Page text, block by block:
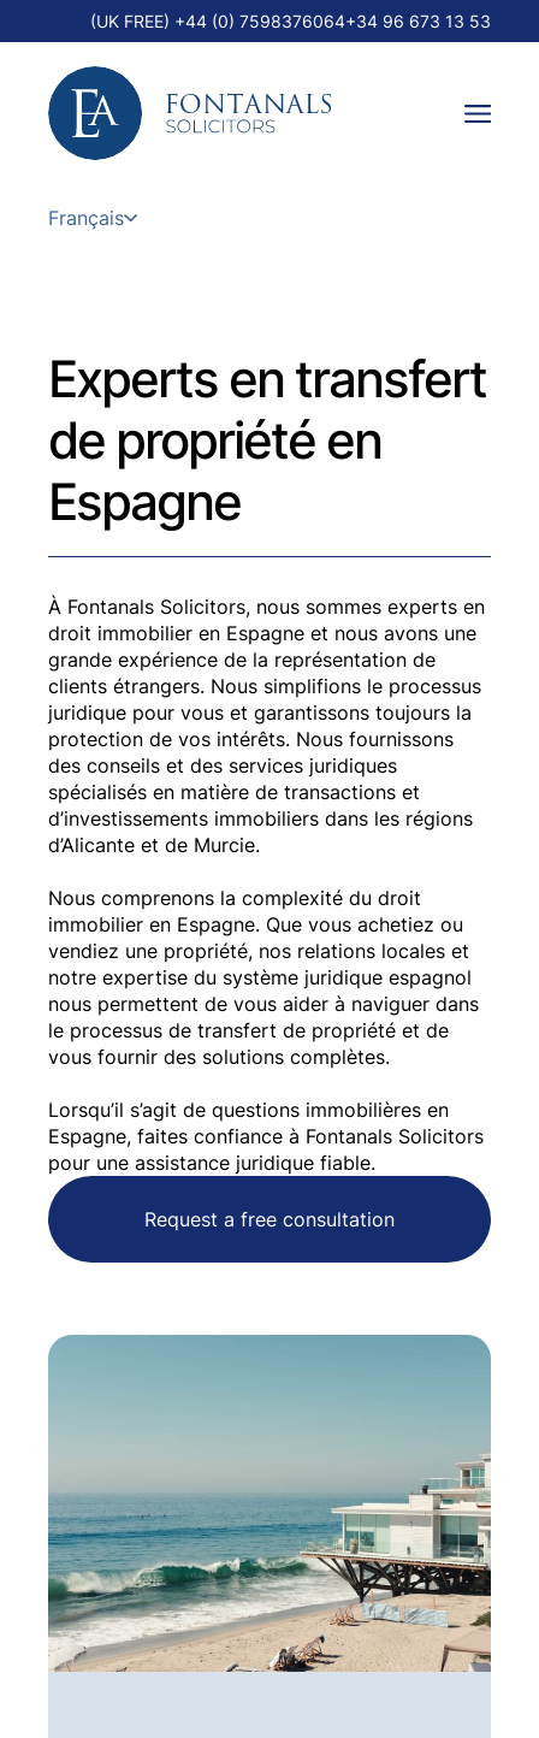
(UK FREE) +44 (0) 7598376064+34 96 673 13 53
Français
Experts en transfert
de propriété en
Espagne
À Fontanals Solicitors, nous sommes experts en
droit immobilier en Espagne et nous avons une
grande expérience de la représentation de
clients étrangers. Nous simplifions le processus
juridique pour vous et garantissons toujours la
protection de vos intérêts. Nous fournissons
des conseils et des services juridiques
spécialisés en matière de transactions et
d’investissements immobiliers dans les régions
d’Alicante et de Murcie.
Nous comprenons la complexité du droit
immobilier en Espagne. Que vous achetiez ou
vendiez une propriété, nos relations locales et
notre expertise du système juridique espagnol
nous permettent de vous aider à naviguer dans
le processus de transfert de propriété et de
vous fournir des solutions complètes.
Lorsqu’il s’agit de questions immobilières en
Espagne, faites confiance à Fontanals Solicitors
pour une assistance juridique fiable.
Request a free consultation